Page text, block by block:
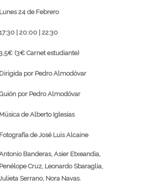
Lunes 24 de Febrero
17:30 | 20:00 | 22:30
(3€ Carnet estudiante)
Dirigida por Pedro Almodóvar
por Pedro Almodóvar
Música de Alberto Iglesias
Fotografía de José Luis Alcaine
Banderas, Asier Etxeandia,
Penélope Cruz, Leonardo Sbaraglia,
Serrano, Nora Navas.